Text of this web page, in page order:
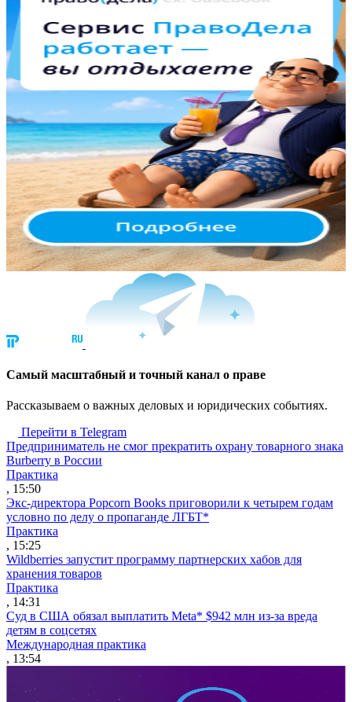
Cамый масштабный и точный канал о праве
Рассказываем о важных деловых и юридических событиях.
Перейти в Telegram
Предприниматель не смог прекратить охрану товарного знака
Burberry в России
Практика
, 15:50
Экс-директора Popcorn Books приговорили к четырем годам
условно по делу о пропаганде ЛГБТ*
Практика
, 15:25
Wildberries запустит программу партнерских хабов для
хранения товаров
Практика
, 14:31
Суд в США обязал выплатить Meta* $942 млн из-за вреда
детям в соцсетях
Международная практика
, 13:54